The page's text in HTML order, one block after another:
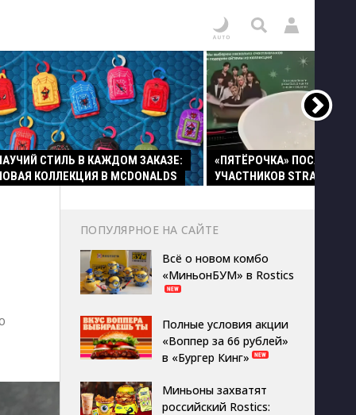
СТИЛЬ В КАЖДОМ ЗАКАЗЕ:
КОЛЛЕКЦИЯ В MCDONALDS
«ПЯТЁРОЧКА» ПОСАДИЛА
УЧАСТНИКОВ STRAY KIDS
ПОПУЛЯРНОЕ НА САЙТЕ
Всё о новом комбо
«МиньонБУМ» в Rostics
Полные условия акции
«Воппер за 66 рублей»
в «Бургер Кинг»
Миньоны захватят
российский Rostics: